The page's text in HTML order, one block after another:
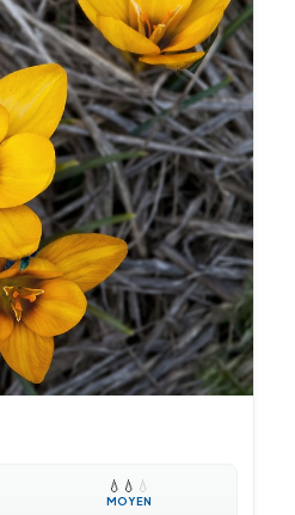
💧 💧 💧
MOYEN